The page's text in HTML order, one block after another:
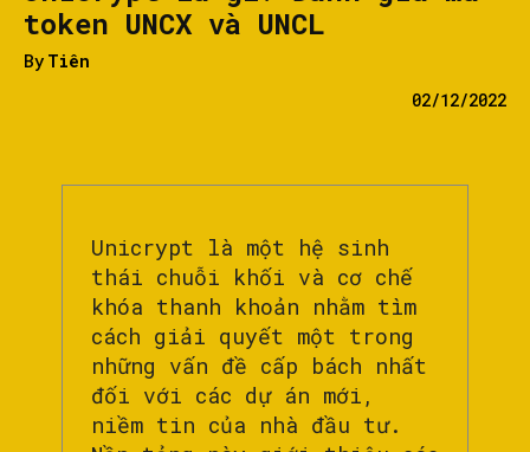
token UNCX và UNCL
By Tiên
02/12/2022
Unicrypt là một hệ sinh
thái chuỗi khối và cơ chế
khóa thanh khoản nhằm tìm
cách giải quyết một trong
những vấn đề cấp bách nhất
đối với các dự án mới,
niềm tin của nhà đầu tư.